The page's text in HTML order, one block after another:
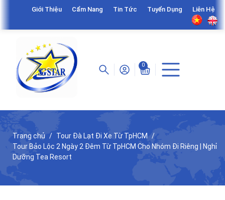
Giới Thiệu Cẩm Nang Tin Tức Tuyển Dụng Liên Hệ
0
Trang chủ
Tour Đà Lạt Đi Xe Từ TpHCM
Tour Bảo Lộc 2 Ngày 2 Đêm Từ TpHCM Cho Nhóm Đi Riêng | Nghỉ
Dưỡng Tea Resort